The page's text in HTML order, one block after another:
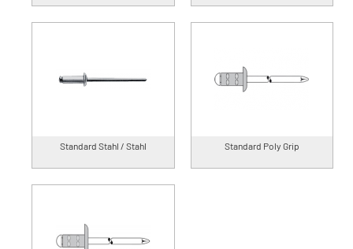
Standard Stahl / Stahl Standard Poly Grip